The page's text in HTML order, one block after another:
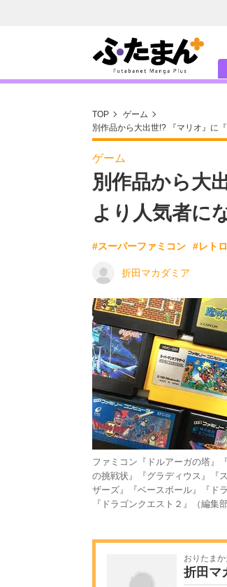
TOP
ゲーム
別作品から大出世!? 『マリオ』に
ゲーム
別作品から大
より人気者に
#スーパーファミコン #レト
折田マカダミア
ファミコン『ドルアーガの塔』
の挑戦状』『グラディウス』『
ザーズ』『ベースボール』『ド
『ドラゴンクエスト２』（編集部
おりたま
折田マ